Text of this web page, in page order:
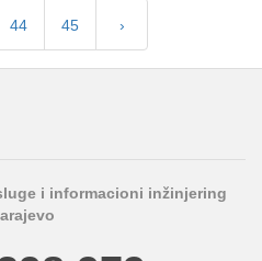
44 45 ›
i informacioni inžinjering